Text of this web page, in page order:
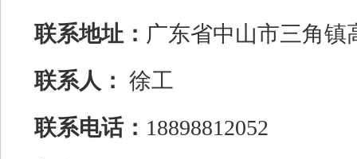
联系地址： 广东省中山市三角
联系人： 徐工
联系电话： 18898812052